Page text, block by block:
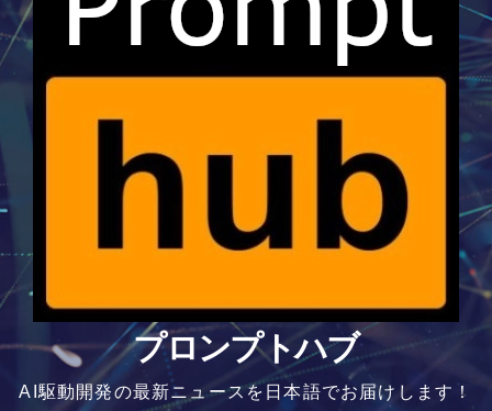
プロンプトハブ
AI駆動開発の最新ニュースを日本語でお届けします！